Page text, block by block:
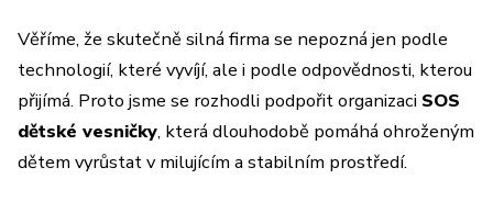
Věříme, že skutečně silná firma se nepozná jen podle
technologií, které vyvíjí, ale i podle odpovědnosti, kterou
přijímá. Proto jsme se rozhodli podpořit organizaci SOS
dětské vesničky, která dlouhodobě pomáhá ohroženým
dětem vyrůstat v milujícím a stabilním prostředí.